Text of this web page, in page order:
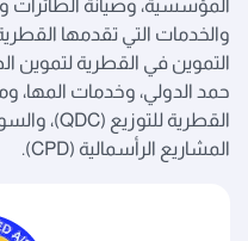
المؤسسية، وصيانة الطائرات
حمد الدولي، وخدمات المها،
المشاريع الرأسمالية (CPD).